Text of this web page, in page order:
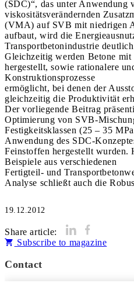
(SDC)“, das unter Anwendung
viskositätsverändernden
(VMA) auf SVB mit niedrigen
aufbaut, wird die
Transportbetonindustrie
Gleichzeitig werden Betone
hergestellt, sowie rationalere
Konstruktionsprozesse
ermöglicht, bei denen der
gleichzeitig die Produktivität
Der vorliegende Beitrag
Optimierung von SVB-
Festigkeitsklassen (25 – 35
Anwendung des SDC-
Feinstoffen hergestellt wurden.
Beispiele aus verschiedenen
Fertigteil- und
Analyse schließt auch die
19.12.2012
Share article:
Subscribe to magazine
Contact